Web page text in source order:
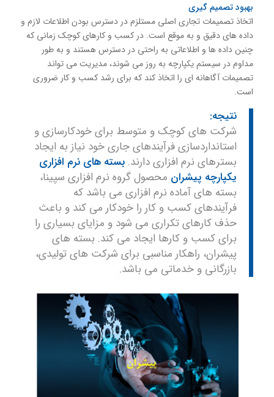
بهبود تصمیم گیری
اتخاذ تصمیمات تجاری اصلی مستلزم در دسترس بودن اطلاعات لازم و
داده های دقیق و به موقع است. در کسب و کارهای کوچک زمانی که
چنین داده ها و اطلاعاتی به راحتی در دسترس هستند و به طور
مداوم در سیستم یکپارچه به روز می شوند، مدیریت می تواند
تصمیمات آگاهانه ای را اتخاذ کند که برای رشد کسب و کار ضروری
است.
نتیجه:
شرکت های کوچک و متوسط برای خودکارسازی و
استانداردسازی فرآیندهای جاری خود نیاز به ایجاد
بسترهای نرم افزاری دارند. بسته های نرم افزاری
یکپارچه پیشران محصول گروه نرم افزاری سپینا،
بسته های آماده نرم افزاری می باشد که
فرآیندهای کسب و کار را خودکار می کند و باعث
حذف کارهای تکراری می شود و مزایای بسیاری را
برای کسب و کارها ایجاد می کند. بسته های
پیشران، راهکار مناسبی برای شرکت های تولیدی،
بازرگانی و خدماتی می باشد.